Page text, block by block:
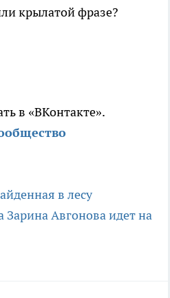
крылатой фразе?
в «ВКонтакте».
в лесу
Зарина Авгонова идет на